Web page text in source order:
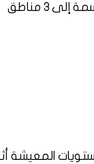
3 مناطق
المعيشة